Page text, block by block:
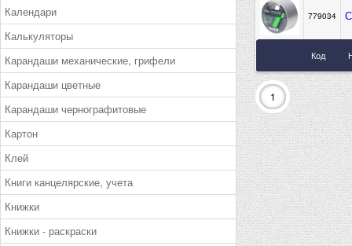
Календари
Калькуляторы
Карандаши механические, грифели
Карандаши цветные
Карандаши чернографитовые
Картон
Клей
Книги канцелярские, учета
Книжки
Книжки - раскраски
Код
779034
1